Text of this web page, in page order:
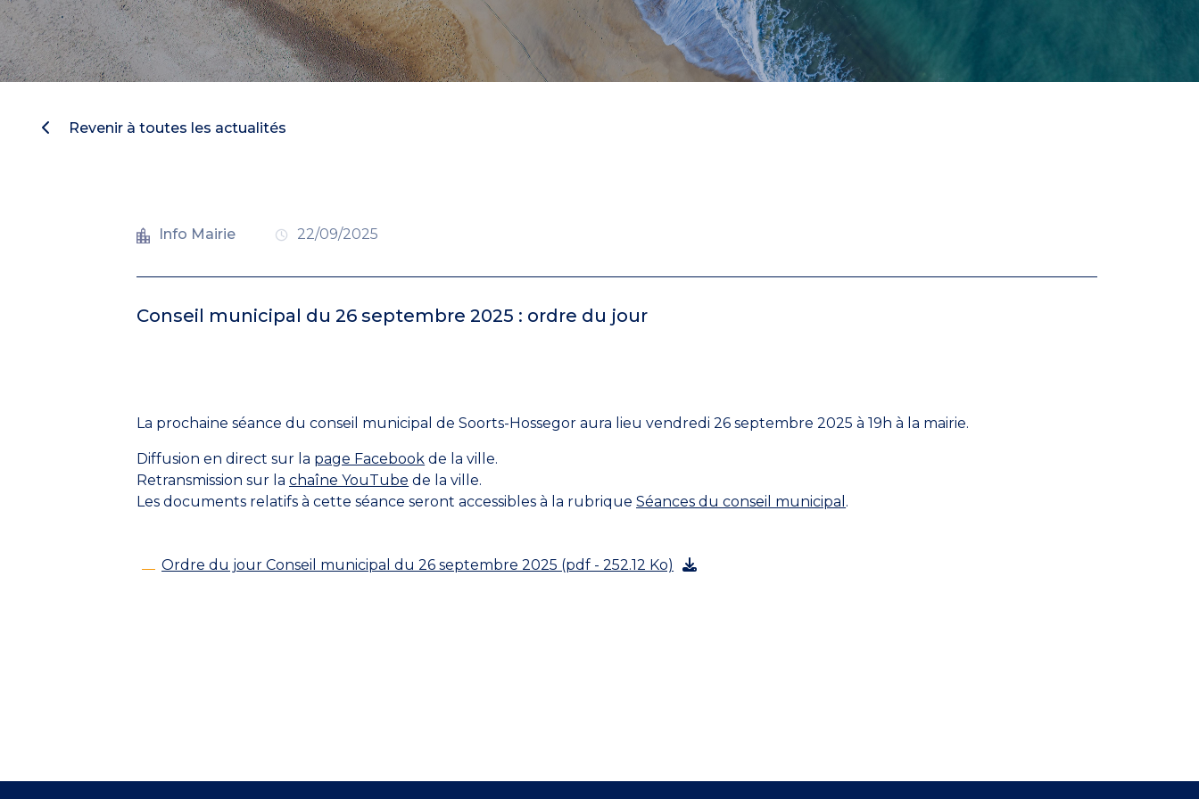
Revenir à toutes les actualités
Info Mairie 22/09/2025
Conseil municipal du 26 septembre 2025 : ordre du jour
La prochaine séance du conseil municipal de Soorts-Hossegor aura lieu vendredi 26 septembre 2025 à 19h à la mairie.
Diffusion en direct sur la page Facebook de la ville.
Retransmission sur lachaîne YouTube de la ville.
Les documents relatifs à cette séance seront accessibles à la rubriqueSéances du conseil municipal .
Ordre du jour Conseil municipal du 26 septembre 2025 (pdf - 252.12 Ko)